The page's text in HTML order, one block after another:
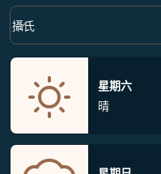
Weather unit option 攝氏
攝氏
keyboard_arrow_down
星期六
晴